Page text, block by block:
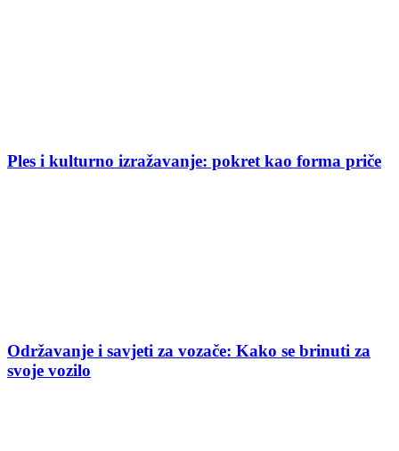
Ples i kulturno izražavanje: pokret kao forma priče
Održavanje i savjeti za vozače: Kako se brinuti za
svoje vozilo